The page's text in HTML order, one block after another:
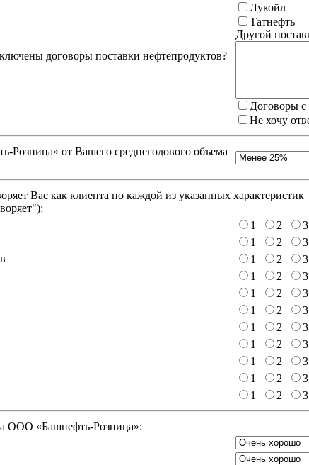
договоры поставки нефтепродуктов?
Лукойл
Татнефть
Другой
Договоры
Не хочу
от Вашего среднегодового объема
Вас как клиента по каждой из указанных характеристик
):
1 2 3
1 2 3
1 2 3
1 2 3
1 2 3
1 2 3
1 2 3
1 2 3
1 2 3
1 2 3
1 2 3
ООО «Башнефть-Розница»: